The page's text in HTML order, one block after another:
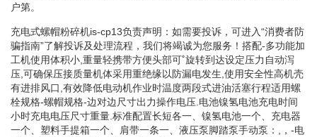
户第。
充电式螺帽粉碎机is-cp13负责声明：如需要投诉，可进入“消费者防
骗指南”了解投诉及处理流程，我们将竭诚为您服务！搭配-多功能加
工机使用体积小,重量轻携带方便头部可˚旋转到达设定压力自动泻
压,可确保压接质量机体采用重绝缘以防漏电发生,使用安全性高机壳
有进排风口,有效降低电动机作业时温度两段式进油活塞行程适用螺
栓规格-螺帽规格-边对边尺寸出力操作电压.电池镍氢电池充电时间
小时充电电压尺寸重量.标准配置长短各一、镍氢电池一个、充电器
一个、塑料手提箱一个、肩带一条一、液压泵脚踏泵手动泵：,，-电